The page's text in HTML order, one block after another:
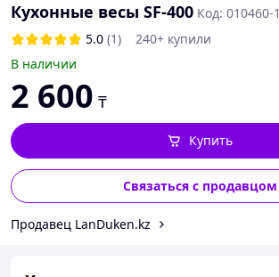
Кухонные весы SF-400 Код: 010460-1
5.0 (1)
240+ купили
В наличии
2 600 ₸
Купить
Связаться с продавцом
Продавец LanDuken.kz